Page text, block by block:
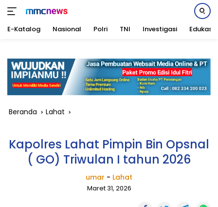
konten
E-Katalog Nasional Polri TNI Investigasi Edukasi
Beranda Lahat
Kapolres Lahat Pimpin Bin Opsnal
( GO) Triwulan I tahun 2026
umar - Lahat
Maret 31, 2026